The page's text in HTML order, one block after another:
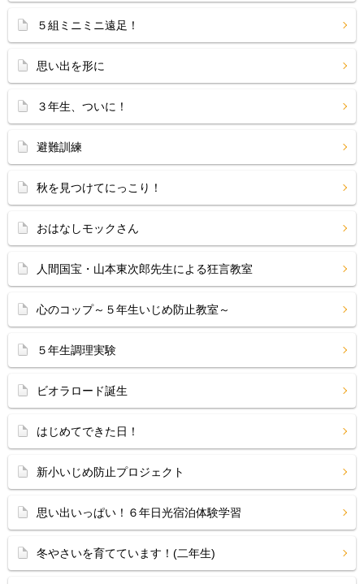
５組ミニミニ遠足！
思い出を形に
３年生、ついに！
避難訓練
秋を見つけてにっこり！
おはなしモックさん
人間国宝・山本東次郎先生による狂言教室
心のコップ～５年生いじめ防止教室～
５年生調理実験
ビオラロード誕生
はじめてできた日！
新小いじめ防止プロジェクト
思い出いっぱい！６年日光宿泊体験学習
冬やさいを育てています！(二年生)